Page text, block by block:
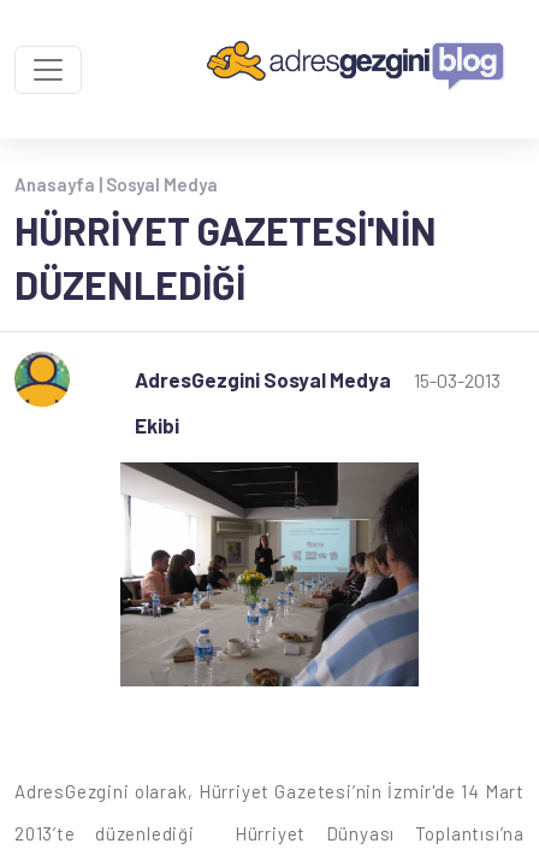
Anasayfa | Sosyal Medya
HÜRRIYET GAZETESI'NIN
DÜZENLEDIĞI
AdresGezgini Sosyal Medya
Ekibi
15-03-2013
AdresGezgini olarak, Hürriyet Gazetesi’nin İzmir'de 14 Mart
2013’te düzenlediği Hürriyet Dünyası Toplantısı’na